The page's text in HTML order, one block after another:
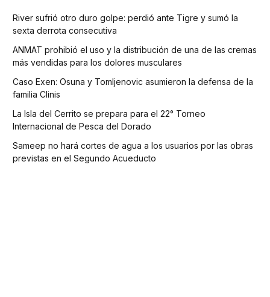
River sufrió otro duro golpe: perdió ante Tigre y sumó la
sexta derrota consecutiva
ANMAT prohibió el uso y la distribución de una de las cremas
más vendidas para los dolores musculares
Caso Exen: Osuna y Tomljenovic asumieron la defensa de la
familia Clinis
La Isla del Cerrito se prepara para el 22° Torneo
Internacional de Pesca del Dorado
Sameep no hará cortes de agua a los usuarios por las obras
previstas en el Segundo Acueducto